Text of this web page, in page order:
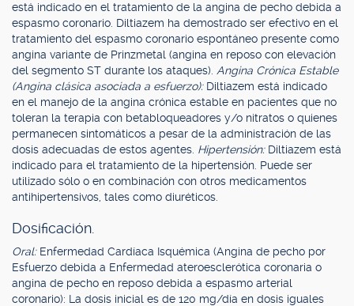
está indicado en el tratamiento de la angina de pecho debida a
espasmo coronario. Diltiazem ha demostrado ser efectivo en el
tratamiento del espasmo coronario espontáneo presente como
angina variante de Prinzmetal (angina en reposo con elevación
del segmento ST durante los ataques). Angina Crónica Estable
(Angina clásica asociada a esfuerzo): Diltiazem está indicado
en el manejo de la angina crónica estable en pacientes que no
toleran la terapia con betabloqueadores y/o nitratos o quienes
permanecen sintomáticos a pesar de la administración de las
dosis adecuadas de estos agentes. Hipertensión: Diltiazem está
indicado para el tratamiento de la hipertensión. Puede ser
utilizado sólo o en combinación con otros medicamentos
antihipertensivos, tales como diuréticos.
Dosificación.
Oral: Enfermedad Cardíaca Isquémica (Angina de pecho por
Esfuerzo debida a Enfermedad ateroesclerótica coronaria o
angina de pecho en reposo debida a espasmo arterial
coronario): La dosis inicial es de 120 mg/día en dosis iguales